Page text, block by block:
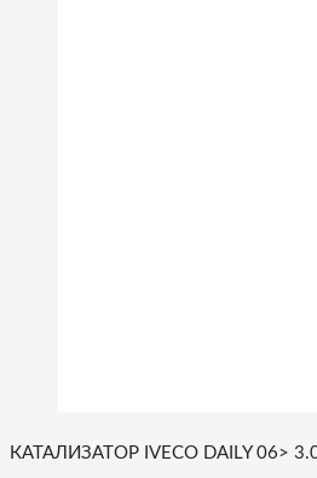
КАТАЛИЗАТОР IVECO DAILY 06>